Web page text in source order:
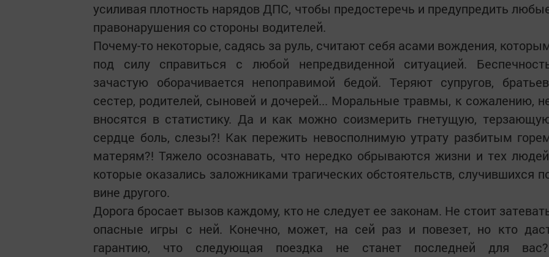
усиливая плотность нарядов ДПС, чтобы предостеречь и предупредить
правонарушения со стороны водителей.
Почему-то некоторые, садясь за руль, считают себя асами вождения,
под силу справиться с любой непредвиденной ситуацией.
зачастую оборачивается непоправимой бедой. Теряют супругов,
сестер, родителей, сыновей и дочерей... Моральные травмы, к сожалению,
вносятся в статистику. Да и как можно соизмерить гнетущую,
сердце боль, слезы?! Как пережить невосполнимую утрату разбитым
матерям?! Тяжело осознавать, что нередко обрываются жизни и тех
которые оказались заложниками трагических обстоятельств, случившихся
вине другого.
Дорога бросает вызов каждому, кто не следует ее законам. Не стоит
опасные игры с ней. Конечно, может, на сей раз и повезет, но кто
гарантию, что следующая поездка не станет последней для